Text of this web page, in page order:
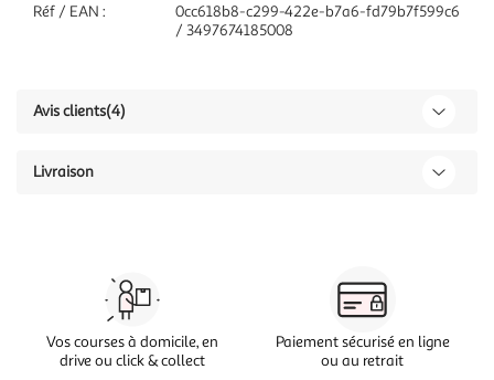
Réf / EAN :
0cc618b8-c299-422e-b7a6-fd79b7f599c6
/ 3497674185008
Avis clients(4)
Livraison
Vos courses à domicile, en
drive ou click & collect
Paiement sécurisé en ligne
ou au retrait